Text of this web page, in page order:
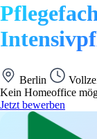
Berlin
Kein Homeoffice
Jetzt bewerben